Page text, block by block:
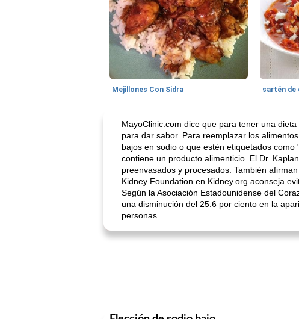
Mejillones Con Sidra sartén de
MayoClinic.com dice que para tener una
para dar sabor. Para reemplazar los
bajos en sodio o que estén etiquetados
contiene un producto alimenticio. El Dr.
preenvasados ​​y procesados. También
Kidney Foundation en Kidney.org aconseja
Según la Asociación Estadounidense del
una disminución del 25.6 por ciento en la
personas. .